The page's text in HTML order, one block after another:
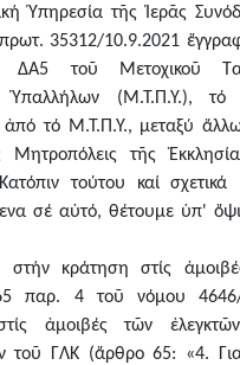
Ὑπηρεσία τῆς Ἱερᾶς
35312/10.9.2021
ΔΑ5 τοῦ Μετοχικοῦ
Ὑπαλλήλων (Μ.Τ.Π.Υ.), τό
τό Μ.Τ.Π.Υ., μεταξύ
Μητροπόλεις τῆς
τούτου καί
σέ αὐτό, θέτουμε ὑπ'
κράτηση στίς
παρ. 4 τοῦ νόμου 4646/
ἀμοιβές τῶν
τοῦ ΓΛΚ (ἄρθρο 65: «4.